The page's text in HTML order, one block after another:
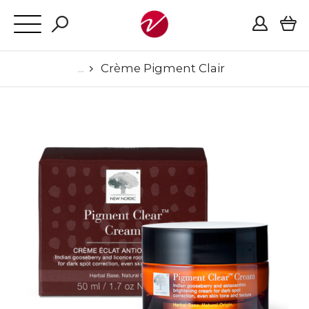
Crème Pigment Clair